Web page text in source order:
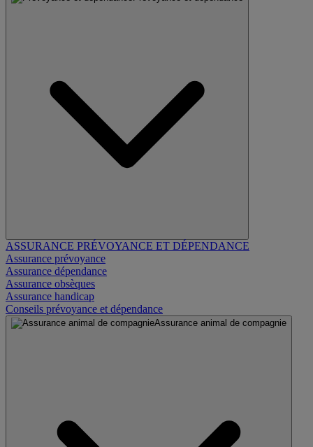
ASSURANCE PRÉVOYANCE ET DÉPENDANCE
Assurance prévoyance
Assurance dépendance
Assurance obsèques
Assurance handicap
Conseils prévoyance et dépendance
Assurance animal de compagnie